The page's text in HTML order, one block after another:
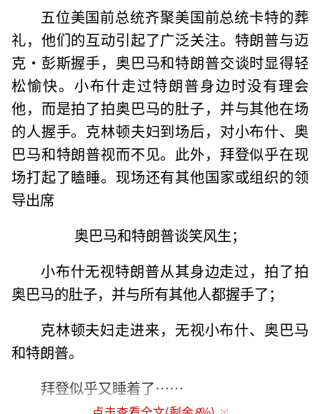
五位美国前总统齐聚美国前总统卡特的葬
礼，他们的互动引起了广泛关注。特朗普与迈
克·彭斯握手，奥巴马和特朗普交谈时显得轻
松愉快。小布什走过特朗普身边时没有理会
他，而是拍了拍奥巴马的肚子，并与其他在场
的人握手。克林顿夫妇到场后，对小布什、奥
巴马和特朗普视而不见。此外，拜登似乎在现
场打起了瞌睡。现场还有其他国家或组织的领
导出席
奥巴马和特朗普谈笑风生；
小布什无视特朗普从其身边走过，拍了拍
奥巴马的肚子，并与所有其他人都握手了；
克林顿夫妇走进来，无视小布什、奥巴马
和特朗普。
拜登似乎又睡着了……